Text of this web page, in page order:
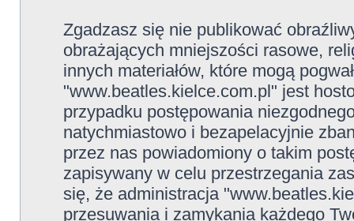
Zgadzasz się nie publikować
obrażających mniejszości rasowe,
innych materiałów, które mogą
"www.beatles.kielce.com.pl" jest
przypadku postępowania
natychmiastowo i bezapelacyjnie
przez nas powiadomiony o takim
zapisywany w celu przestrzegania
się, że administracja
przesuwania i zamykania każdego